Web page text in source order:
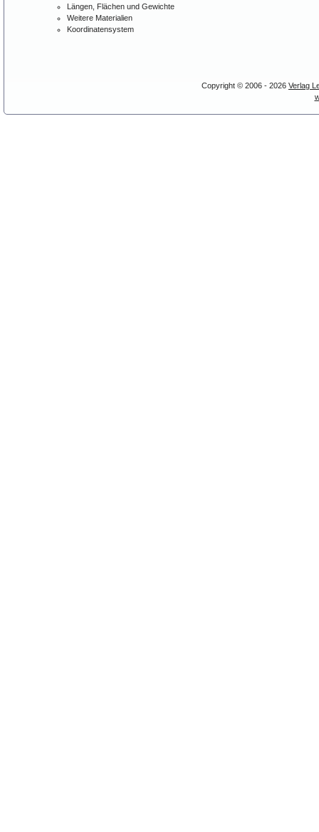
Längen, Flächen und Gewichte
Weitere Materialien
Koordinatensystem
Copyright © 2006 - 2026 Verlag